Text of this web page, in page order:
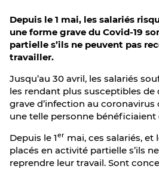
Depuis le 1 mai, les salariés
une forme grave du Covid-19
partielle s’ils ne peuvent pas
travailler.
Jusqu’au 30 avril, les salariés
les rendant plus susceptibles
grave d’infection au coronavirus
une telle personne bénéficiaient
Depuis le 1er mai, ces salariés,
placés en activité partielle s’ils
reprendre leur travail. Sont